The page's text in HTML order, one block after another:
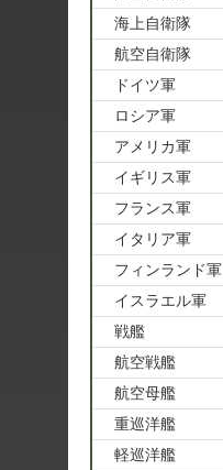
海上自衛隊
航空自衛隊
ドイツ軍
ロシア軍
アメリカ軍
イギリス軍
フランス軍
イタリア軍
フィンランド軍
イスラエル軍
戦艦
航空戦艦
航空母艦
重巡洋艦
軽巡洋艦